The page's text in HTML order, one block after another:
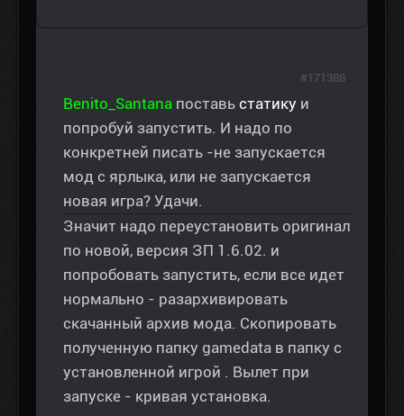
Benito_Santana поставь статику и
попробуй запустить. И надо по
конкретней писать -не запускается
мод с ярлыка, или не запускается
новая игра? Удачи.
Значит надо переустановить оригинал
по новой, версия ЗП 1.6.02. и
попробовать запустить, если все идет
нормально - разархивировать
скачанный архив мода. Скопировать
полученную папку gamedata в папку с
установленной игрой . Вылет при
запуске - кривая установка.
#171388